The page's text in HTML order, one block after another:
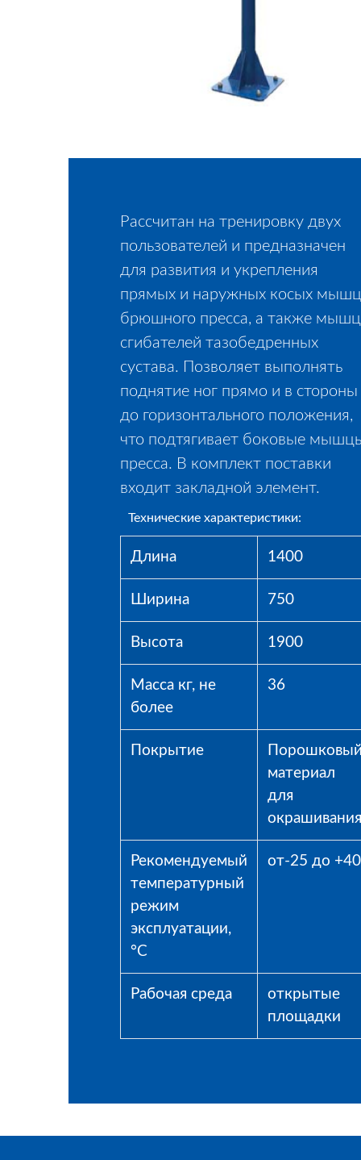
Рассчитан на тренировку двух
пользователей и предназначен
для развития и укрепления
прямых и наружных косых мышц
брюшного пресса, а также мышц
сгибателей тазобедренных
сустава. Позволяет выполнять
поднятие ног прямо и в стороны
до горизонтального положения,
что подтягивает боковые
пресса. В комплект поставки
входит закладной элемент.
Технические характеристики:
Длина 1400
Ширина 750
Высота 1900
Масса кг, не
более
36
Покрытие
материал
для
окрашивания
Рекомендуемый
температурный
режим
эксплуатации,
°С
от-25 до +40
Рабочая среда
открытые
площадки